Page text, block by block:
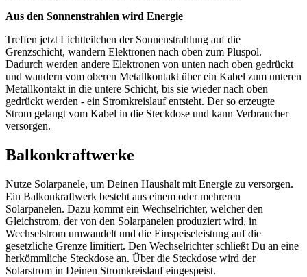
Aus den Sonnenstrahlen wird Energie
Treffen jetzt Lichtteilchen der Sonnenstrahlung auf die
Grenzschicht, wandern Elektronen nach oben zum Pluspol.
Dadurch werden andere Elektronen von unten nach oben gedrückt
und wandern vom oberen Metallkontakt über ein Kabel zum unteren
Metallkontakt in die untere Schicht, bis sie wieder nach oben
gedrückt werden - ein Stromkreislauf entsteht. Der so erzeugte
Strom gelangt vom Kabel in die Steckdose und kann Verbraucher
versorgen.
Balkonkraftwerke
Nutze Solarpanele, um Deinen Haushalt mit Energie zu versorgen.
Ein Balkonkraftwerk besteht aus einem oder mehreren
Solarpanelen. Dazu kommt ein Wechselrichter, welcher den
Gleichstrom, der von den Solarpanelen produziert wird, in
Wechselstrom umwandelt und die Einspeiseleistung auf die
gesetzliche Grenze limitiert. Den Wechselrichter schließt Du an eine
herkömmliche Steckdose an. Über die Steckdose wird der
Solarstrom in Deinen Stromkreislauf eingespeist.